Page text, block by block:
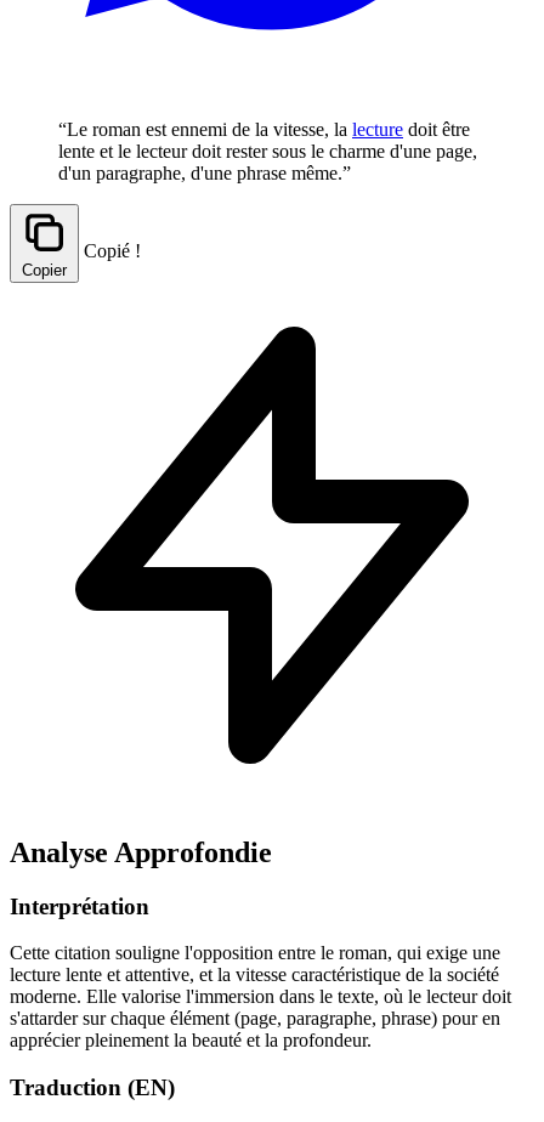
“Le roman est ennemi de la vitesse, la lecture doit être
lente et le lecteur doit rester sous le charme d'une page,
d'un paragraphe, d'une phrase même.”
Copier
Copié !
Analyse Approfondie
Interprétation
Cette citation souligne l'opposition entre le roman, qui exige une
lecture lente et attentive, et la vitesse caractéristique de la société
moderne. Elle valorise l'immersion dans le texte, où le lecteur doit
s'attarder sur chaque élément (page, paragraphe, phrase) pour en
apprécier pleinement la beauté et la profondeur.
Traduction (EN)